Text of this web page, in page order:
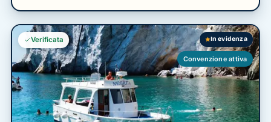
Verificata
Convenzione attiva
In evidenza